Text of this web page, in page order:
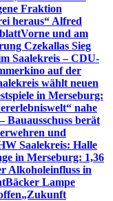
Fraktion
heraus“ Alfred
Vorne und am
Czekallas Sieg
Saalekreis – CDU-
auf der
wählt neuen
in Merseburg:
nahe
Bauausschuss berät
und
Saalekreis: Halle
in Merseburg: 1,36
Alkoholeinfluss in
Bäcker Lampe
„Zukunft